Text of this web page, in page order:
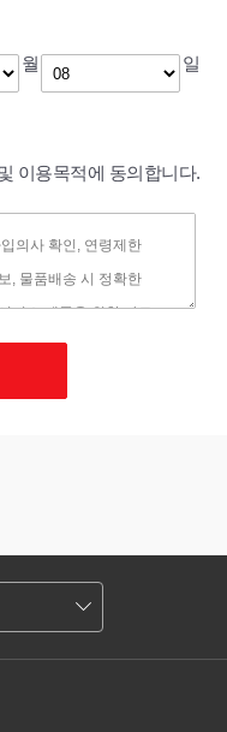
월 일
이용목적에 동의합니다.